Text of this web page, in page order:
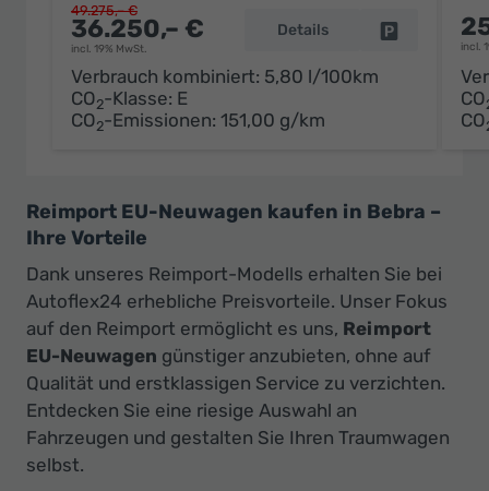
36.250,– €
incl. 19% MwSt.
49.275,– €
Details Fahrzeug
Verbrauch kombiniert: 5,80 l/100km
CO2-Klasse: E
CO2-Emissionen: 151,00 g/km
incl.
CO
CO
Reimport EU-Neuwagen kaufen in Bebra –
Ihre Vorteile
Dank unseres Reimport-Modells erhalten Sie bei
Autoflex24 erhebliche Preisvorteile. Unser Fokus
auf den Reimport ermöglicht es uns, Reimport
EU-Neuwagen günstiger anzubieten, ohne auf
Qualität und erstklassigen Service zu verzichten.
Entdecken Sie eine riesige Auswahl an
Fahrzeugen und gestalten Sie Ihren Traumwagen
selbst.